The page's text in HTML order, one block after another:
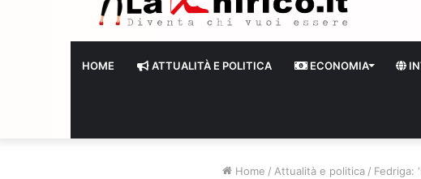
HOME ATTUALITÀ E POLITICA ECONOMIA
Home / Attualità e politica / Fedriga: